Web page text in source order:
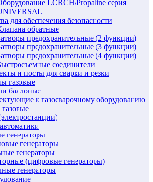
LORCH/Propaline серия
для обеспечения безопасности
обратные
предохранительные (2 функции)
предохранительные (3 функции)
предохранительные (4 функции)
соединители
и посты для сварки и резки
газовые
баллоные
к газосварочному оборудованию
газовые
генераторы
генераторы
генераторы
(цифровые генераторы)
генераторы